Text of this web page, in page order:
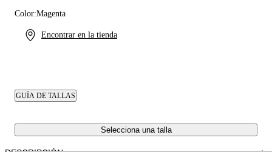
Encontrar en la tienda
Color:Magenta
GUÍA DE TALLAS
Selecciona una talla